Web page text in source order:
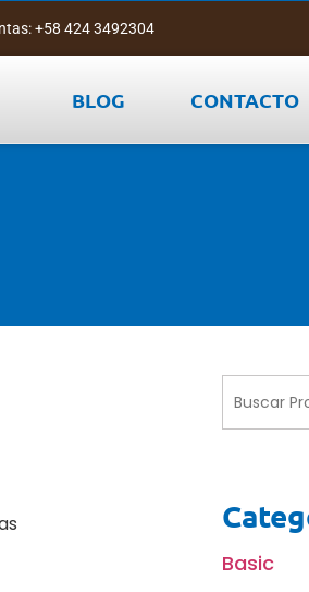
+58 424 3492304
BLOG CONTACTO
Basic